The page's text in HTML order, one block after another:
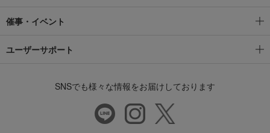
催事・イベント
ユーザーサポート
SNSでも様々な情報をお届けしております